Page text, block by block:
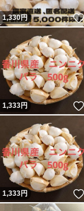
1,330円
1,333円
1,333円